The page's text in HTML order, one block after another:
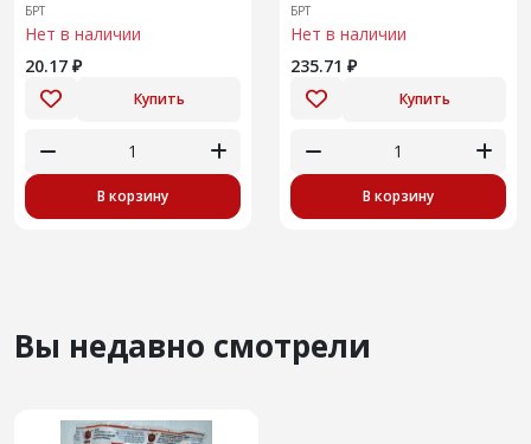
БРТ
Нет в наличии
20.17 ₽
Купить
В корзину
высокого давления ТНВД 4
намен
БРТ
Нет в наличии
235.71 ₽
Купить
В корзину
Вы недавно смотрели